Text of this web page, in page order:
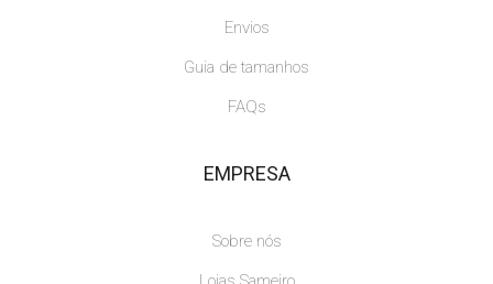
Envios
Guia de tamanhos
FAQs
EMPRESA
Sobre nós